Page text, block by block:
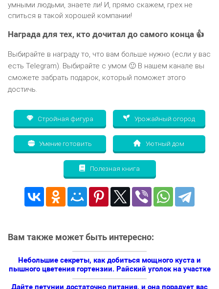
умными людьми, знаете ли! И, прямо скажем, грех не
спиться в такой хорошей компании!
Награда для тех, кто дочитал до самого конца 👍
Выбирайте в награду то, что вам больше нужно (если у вас
есть Telegram). Выбирайте с умом 🙂 В нашем канале вы
сможете забрать подарок, который поможет этого
достичь.
Стройная фигура Урожайный огород
Умение готовить Уютный дом
Полезная книга
Вам также может быть интересно:
Небольшие секреты, как добиться мощного куста и
пышного цветения гортензии. Райский уголок на участке
Дайте петунии достаточно питания, и она порадует вас